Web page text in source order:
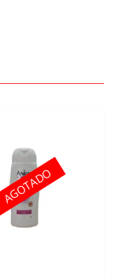
AGOTADO